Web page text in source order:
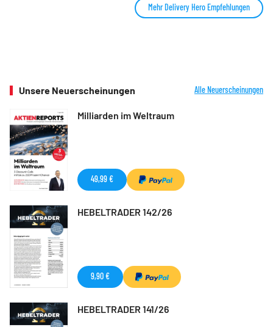
Mehr Delivery Hero Empfehlungen
Unsere Neuerscheinungen Alle Neuerscheinungen
Milliarden im Weltraum
49,99 €
HEBELTRADER 142/26
9,90 €
HEBELTRADER 141/26